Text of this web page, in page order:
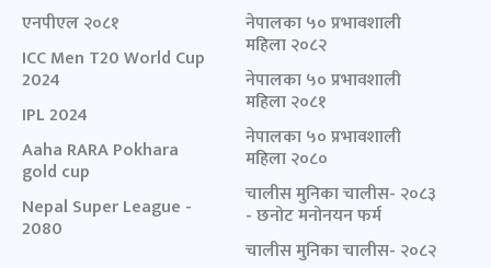
एनपीएल २०८१
ICC Men T20 World Cup
2024
IPL 2024
Aaha RARA Pokhara
gold cup
Nepal Super League -
2080
नेपालका ५० प्रभावशाली
महिला २०८२
नेपालका ५० प्रभावशाली
महिला २०८१
नेपालका ५० प्रभावशाली
महिला २०८०
चालीस मुनिका चालीस- २०८३
- छनोट मनोनयन फर्म
चालीस मुनिका चालीस- २०८२